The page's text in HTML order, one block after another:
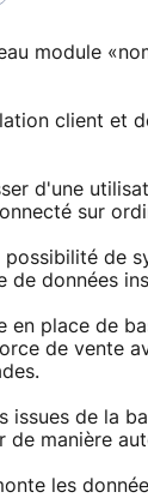
module
client et
d'une
sur
de
données
en place de
de vente
issues de la
de manière
les